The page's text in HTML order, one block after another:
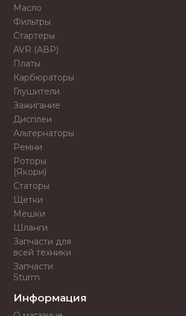
Масло
Фильтры
Стартеры
AVR (АВР)
Платы
Карбюраторы
Глушители
Зажигание
Дисплеи
Альтернаторы
Ремни
Роторы
(Якори)
Статоры
Щетки
Мешки
Шланги
Запчасти для
всей техники
Запчасти
Sturm
Информация